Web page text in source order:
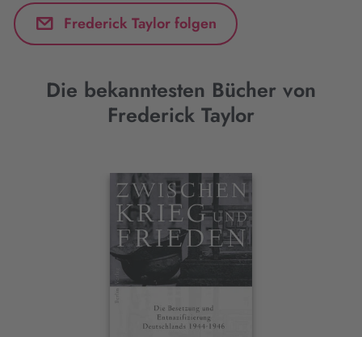
Frederick Taylor folgen
Die bekanntesten Bücher von
Frederick Taylor